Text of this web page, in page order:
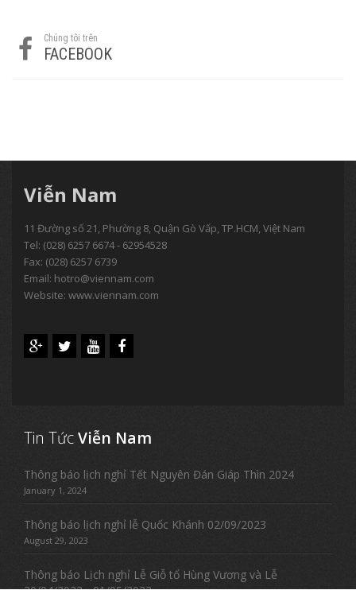
Chúng tôi trên
FACEBOOK
Viễn Nam
11 Đường số 21, Phường 8, Quận Gò Vấp, TP.HCM, Việt Nam
Tel: (028) 6257 6674 - 62954528
Fax: (028) 6257 6739
Email: hotro@viennam.com
Website: www.viennam.com
Tin TứcViễn Nam
Thông báo lịch nghỉ Tết Nguyên Đán Giáp Thìn 2024
January 1, 2024
Thông báo lịch nghỉ lễ Quốc Khánh 02/09/2023
August 29, 2023
Thông báo Lịch nghỉ Lễ Giỗ tổ Hùng Vương và Lễ